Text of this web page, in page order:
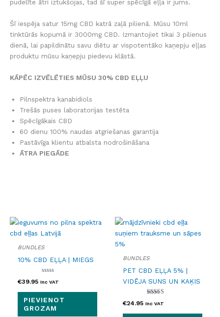
pudelīte ātri iztukšojas, tad šī super spēcīgā eļļa ir jums.
Šī iespēja satur 15mg CBD katrā zaļā pilienā. Mūsu 10ml
tinktūrās kopumā ir 3000mg CBD. Izmantojiet tikai 3 pilienus
dienā, lai papildinātu savu diētu ar vispotentāko kaņepju eļļas
produktu mūsu kaņepju piedevu klāstā.
KĀPĒC IZVĒLĒTIES MŪSU 30% CBD EĻĻU
Pilnspektra kanabidiols
Trešās puses laboratorijas testēta
Spēcīgākais CBD
60 dienu 100% naudas atgriešanas garantija
Pastāvīga klientu atbalsta nodrošināšana
ĀTRA PIEGĀDE
BUNDLES
10% CBD EĻĻA | MIEGS
ar
5
€39.95 Inc VAT
PIEVIENOT
GROZAM
BUNDLES
PET CBD EĻĻA 5% |
VIDĒJA SUNS UN KAĶIS
5.00
€24.95 Inc VAT